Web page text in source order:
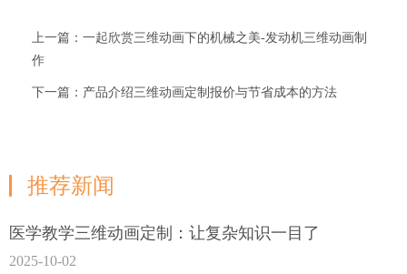
上一篇：一起欣赏三维动画下的机械之美-发动机三维动画制
作
下一篇：产品介绍三维动画定制报价与节省成本的方法
推荐新闻
医学教学三维动画定制：让复杂知识一目了
2025-10-02